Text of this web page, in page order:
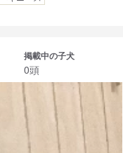
掲載中の子犬
0頭